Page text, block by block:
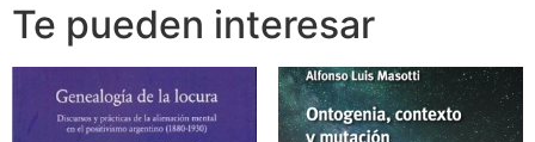
Te pueden interesar